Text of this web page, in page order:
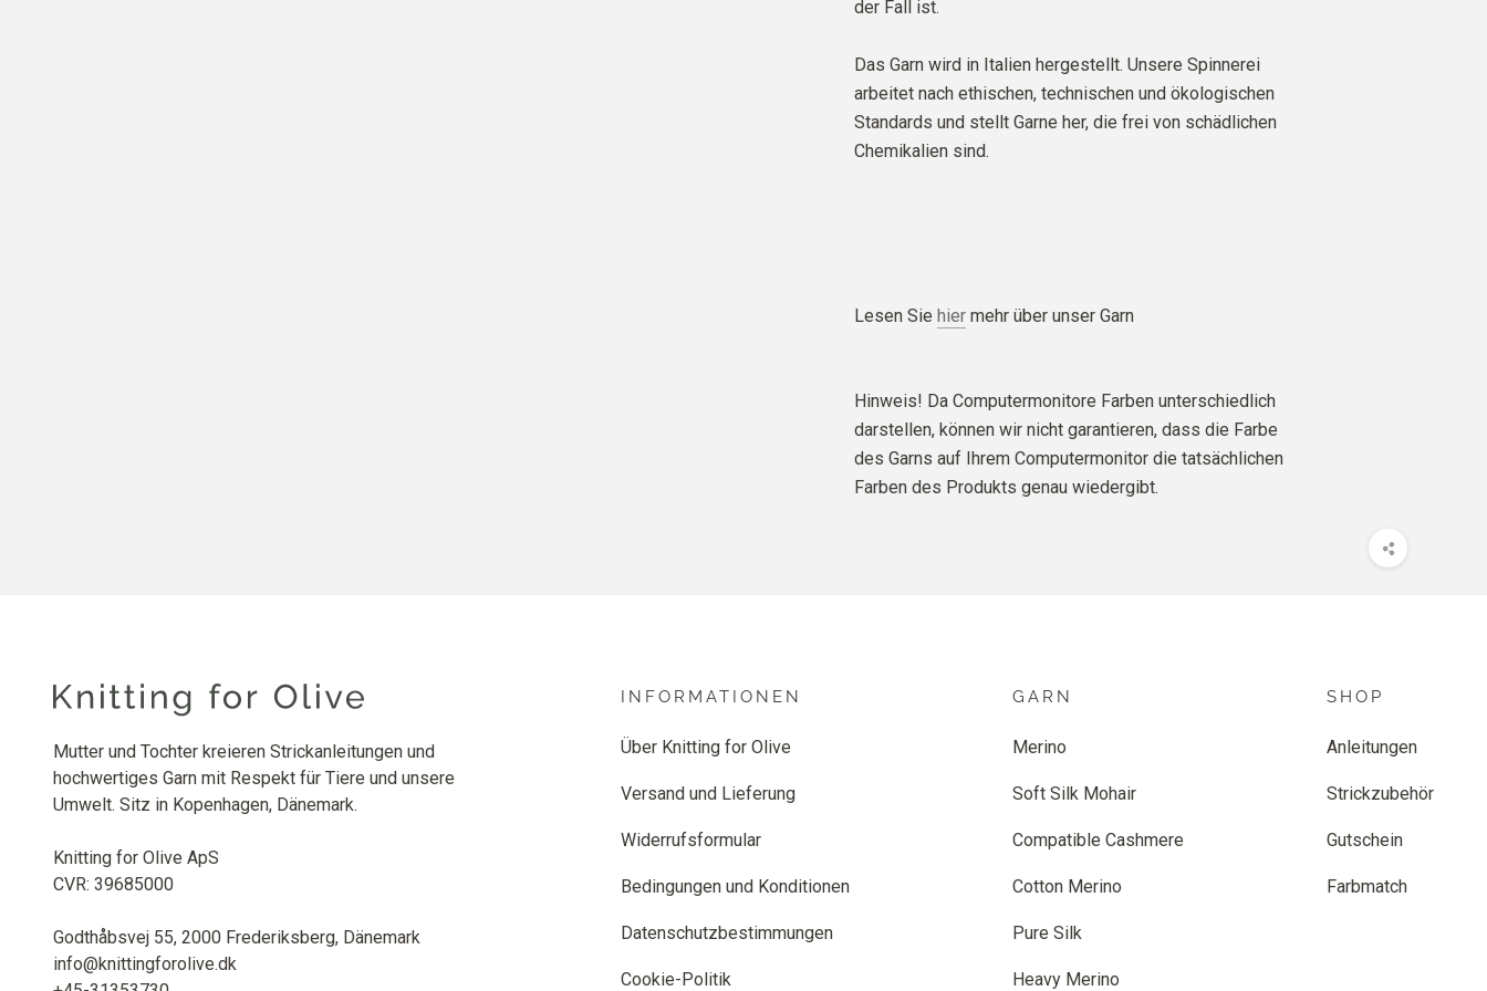
der Fall ist.
Das Garn wird in Italien hergestellt. Unsere Spinnerei
arbeitet nach ethischen, technischen und ökologischen
Standards und stellt Garne her, die frei von schädlichen
Chemikalien sind.
Lesen Sie hier mehr über unser Garn
Hinweis! Da Computermonitore Farben unterschiedlich
darstellen, können wir nicht garantieren, dass die Farbe
des Garns auf Ihrem Computermonitor die tatsächlichen
Farben des Produkts genau wiedergibt.
Mutter und Tochter kreieren Strickanleitungen und
hochwertiges Garn mit Respekt für Tiere und unsere
Umwelt. Sitz in Kopenhagen, Dänemark.
Knitting for Olive ApS
CVR: 39685000
Godthåbsvej 55, 2000 Frederiksberg, Dänemark
info@knittingforolive.dk
INFORMATIONEN
Über Knitting for Olive
Versand und Lieferung
Widerrufsformular
Bedingungen und Konditionen
Datenschutzbestimmungen
Cookie-Politik
GARN
Merino
Soft Silk Mohair
Compatible Cashmere
Cotton Merino
Pure Silk
Heavy Merino
SHOP
Anleitungen
Strickzubehör
Gutschein
Farbmatch